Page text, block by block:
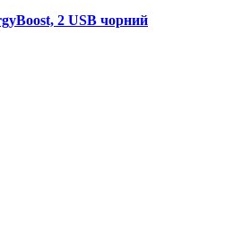
2 USB чорний